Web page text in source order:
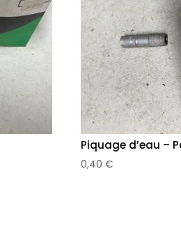
Piquage d’eau –
0,40 €